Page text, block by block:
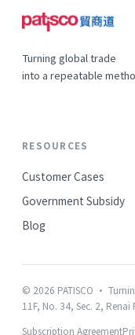
Turning global trade
into a repeatable
RESOURCES
Customer Cases
Government Subsidy
Blog
© 2026 PATISCO ·
11F, No. 34, Sec. 2,
Subscription Agreement